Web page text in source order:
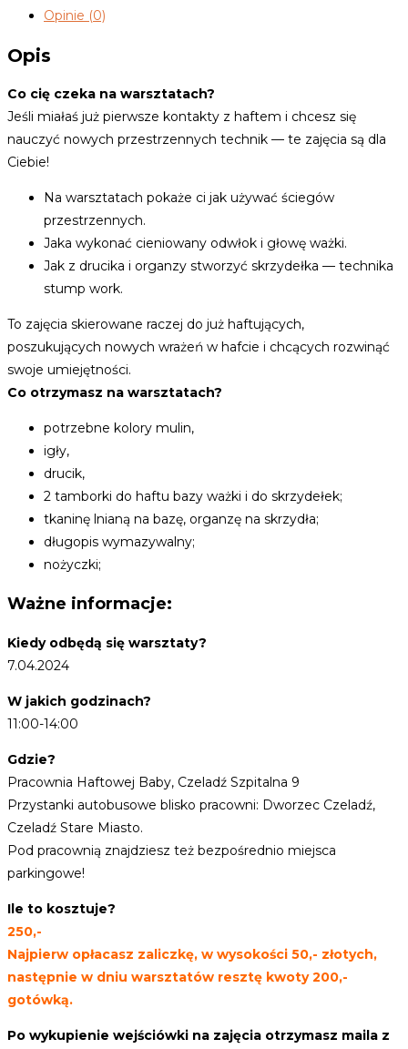
Opinie (0)
Opis
Co cię czeka na warsztatach?
Jeśli miałaś już pierwsze kontakty z haftem i chcesz się
nauczyć nowych przestrzennych technik — te zajęcia są dla
Ciebie!
Na warsztatach pokaże ci jak używać ściegów
przestrzennych.
Jaka wykonać cieniowany odwłok i głowę ważki.
Jak z drucika i organzy stworzyć skrzydełka — technika
stump work.
To zajęcia skierowane raczej do już haftujących,
poszukujących nowych wrażeń w hafcie i chcących rozwinąć
swoje umiejętności.
Co otrzymasz na warsztatach?
potrzebne kolory mulin,
igły,
drucik,
2 tamborki do haftu bazy ważki i do skrzydełek;
tkaninę lnianą na bazę, organzę na skrzydła;
długopis wymazywalny;
nożyczki;
Ważne informacje:
Kiedy odbędą się warsztaty?
7.04.2024
W jakich godzinach?
11:00-14:00
Gdzie?
Pracownia Haftowej Baby, Czeladź Szpitalna 9
Przystanki autobusowe blisko pracowni: Dworzec Czeladź,
Czeladź Stare Miasto.
Pod pracownią znajdziesz też bezpośrednio miejsca
parkingowe!
Ile to kosztuje?
250,-
Najpierw opłacasz zaliczkę, w wysokości 50,- złotych,
następnie w dniu warsztatów resztę kwoty 200,-
gotówką.
Po wykupienie wejściówki na zajęcia otrzymasz maila z